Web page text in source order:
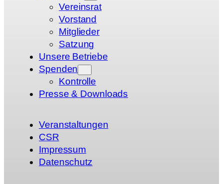
Vereinsrat
Vorstand
Mitglieder
Satzung
Unsere Betriebe
Spenden
Kontrolle
Presse & Downloads
Veranstaltungen
CSR
Impressum
Datenschutz